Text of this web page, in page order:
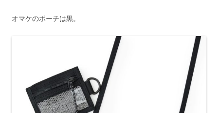
オマケのポーチは黒。